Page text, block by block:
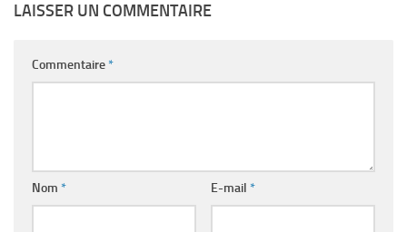
LAISSER UN COMMENTAIRE
Commentaire*
Nom * E-mail *